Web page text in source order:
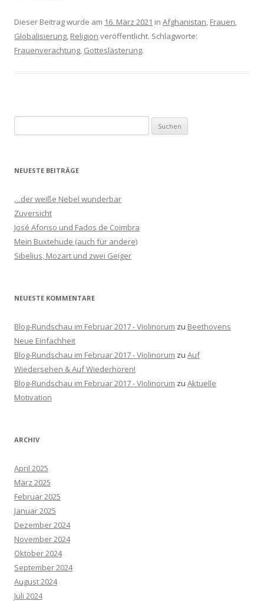
Dieser Beitrag wurde am 16. März 2021 in Afghanistan, Frauen,
Globalisierung, Religion veröffentlicht. Schlagworte:
Frauenverachtung, Gotteslästerung.
u
h
n
a
c
h
NEUESTE BEITRÄGE
…der weiße Nebel wunderbar
Zuversicht
José Afonso und Fados de Coimbra
Mein Buxtehude (auch für andere)
Sibelius, Mozart und zwei Geiger
NEUESTE KOMMENTARE
Blog-Rundschau im Februar 2017 - Violinorum zu Beethovens
Neue Einfachheit
Blog-Rundschau im Februar 2017 - Violinorum zu Auf
Wiedersehen & Auf Wiederhören!
Blog-Rundschau im Februar 2017 - Violinorum zu Aktuelle
Motivation
ARCHIV
April 2025
März 2025
Februar 2025
Januar 2025
Dezember 2024
November 2024
Oktober 2024
September 2024
August 2024
Juli 2024